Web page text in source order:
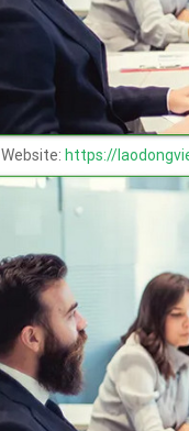
Website: https://